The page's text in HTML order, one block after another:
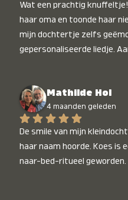
Wat een prachtig
haar oma en toonde haar
mijn dochtertje zelfs
gepersonaliseerde liedje.
Mathilde Hol
4 maanden geleden
De smile van mijn
haar naam hoorde. Koes is
naar-bed-ritueel geworden.